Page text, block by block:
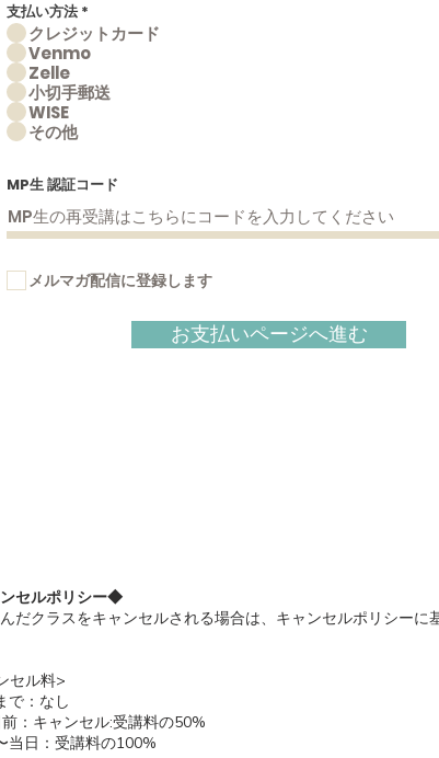
支払い方法 *
クレジットカード
Venmo
Zelle
小切手郵送
WISE
その他
MP生 認証コード
メルマガ配信に登録します
お支払いページへ進む
セルポリシー◆
だクラスをキャンセルされる場合は、キャンセルポリシーに
セル料>
で：なし
：キャンセル:受講料の50%
当日：受講料の100%